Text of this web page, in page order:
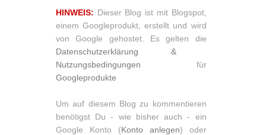
HINWEIS: Dieser Blog ist mit Blogspot,
einem Googleprodukt, erstellt und wird
von Google gehostet. Es gelten die
Datenschutzerklärung &
Nutzungsbedingungen
für
Googleprodukte
Um auf diesem Blog zu kommentieren
benötigst Du - wie bisher auch - ein
Google Konto (Konto anlegen) oder